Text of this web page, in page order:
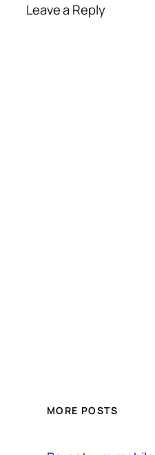
Leave a Reply
MORE POSTS